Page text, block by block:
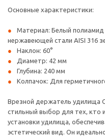
Основные характеристики:
Материал: Белый полиамид
нержавеющей стали AISI 316
Наклон: 60°
Диаметр: 42 мм
Глубина: 240 мм
Колпачок: Для
Врезной держатель удилища
стильный выбор для тех, кто
установки удилища,
эстетический вид. Он